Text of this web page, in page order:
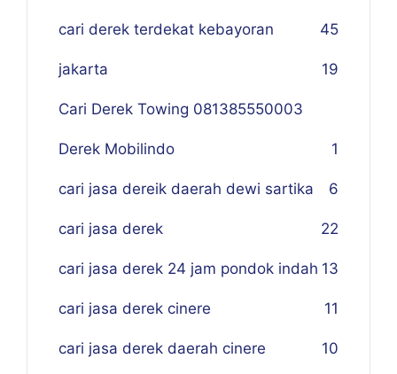
45
cari derek terdekat kebayoran
jakarta 19
Cari Derek Towing 081385550003
Derek Mobilindo 1
cari jasa dereik daerah dewi sartika 6
cari jasa derek 22
cari jasa derek 24 jam pondok indah 13
cari jasa derek cinere 11
cari jasa derek daerah cinere 10